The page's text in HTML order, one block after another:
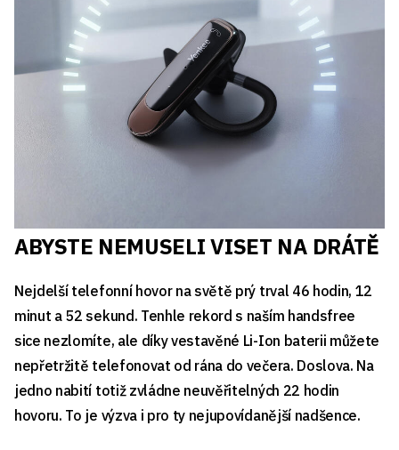
ABYSTE NEMUSELI VISET NA DRÁTĚ
Nejdelší telefonní hovor na světě prý trval 46 hodin, 12
minut a 52 sekund. Tenhle rekord s naším handsfree
sice nezlomíte, ale díky vestavěné Li-Ion baterii můžete
nepřetržitě telefonovat od rána do večera. Doslova. Na
jedno nabití totiž zvládne neuvěřitelných 22 hodin
hovoru. To je výzva i pro ty nejupovídanější nadšence.